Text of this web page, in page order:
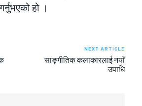
हो ।
NEXT ARTICLE
साङ्गीतिक कलाकारलाई नयाँ
उपाधि